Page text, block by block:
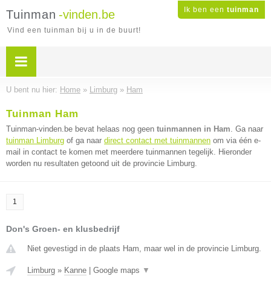
Ik ben een tuinman
Tuinman -vinden.be
Vind een tuinman bij u in de buurt!
U bent nu hier: Home » Limburg » Ham
Tuinman Ham
Tuinman-vinden.be bevat helaas nog geen tuinmannen in Ham. Ga naar
tuinman Limburg of ga naar direct contact met tuinmannen om via één e-
mail in contact te komen met meerdere tuinmannen tegelijk. Hieronder
worden nu resultaten getoond uit de provincie Limburg.
1
Don's Groen- en klusbedrijf
Niet gevestigd in de plaats Ham, maar wel in de provincie Limburg.
Limburg » Kanne Google maps ▼